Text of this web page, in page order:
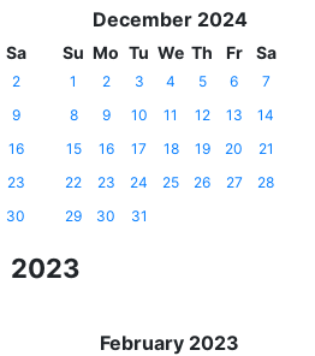
Sa
2
9
16
23
30
December 2024
Su Mo Tu We Th Fr Sa
1 2 3 4 5 6
7
8
9 10 11 12 13
14
15
16 17 18 19 20
21
22
23 24 25 26 27
28
29
30 31
2023
February 2023